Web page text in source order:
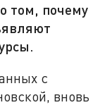
том, почему
с
вновь